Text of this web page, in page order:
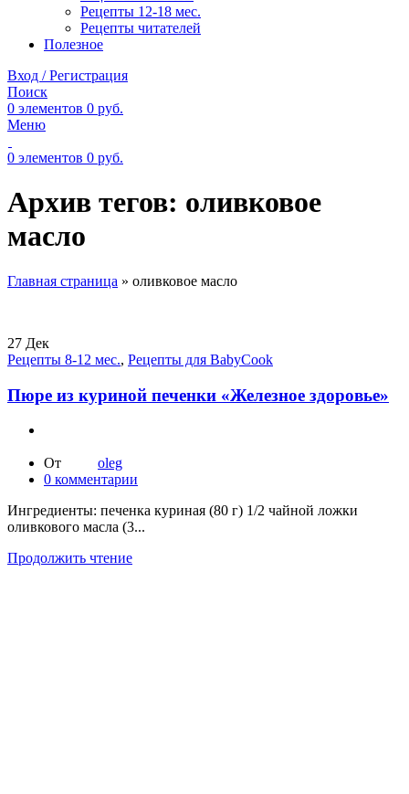
Рецепты 12-18 мес.
Рецепты читателей
Полезное
Вход / Регистрация
Поиск
0 элементов 0 руб.
Меню
0 элементов 0 руб.
Архив тегов: оливковое
масло
Главная страница » оливковое масло
27 Дек
Рецепты 8-12 мес., Рецепты для BabyCook
Пюре из куриной печенки «Железное здоровье»
От
oleg
0 комментарии
Ингредиенты: печенка куриная (80 г) 1/2 чайной ложки
оливкового масла (3...
Продолжить чтение